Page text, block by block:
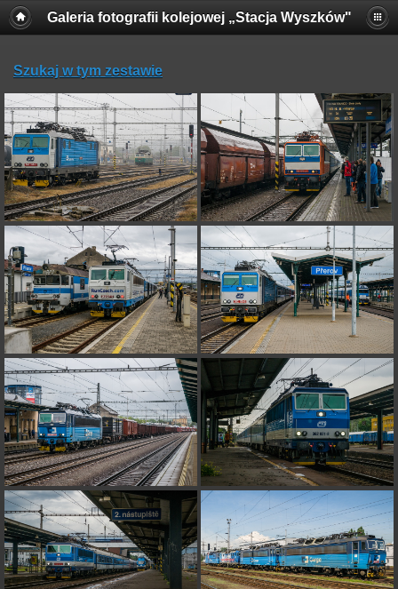
Galeria fotografii kolejowej „Stacja Wyszków"
Szukaj w tym zestawie